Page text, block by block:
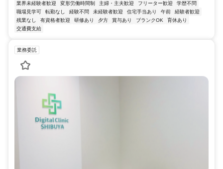
業界未経験者歓迎 変形労働時間制 主婦・主夫歓迎 フリーター歓迎
学歴不問
職場見学可
転勤なし 経験不問 未経験者歓迎 住宅手当あり 午前
経験者歓迎
残業なし
有資格者歓迎 研修あり 夕方 賞与あり ブランクOK
育休あり
交通費支給
業務委託